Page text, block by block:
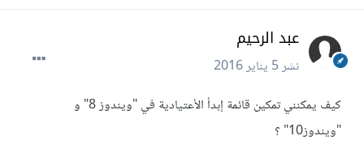
عبد الرحيم
نشر5 يناير 2016
كيف يمكنني تمكين قائمة إبدأ الأعتيادية في "ويندوز 8" و
"ويندوز10" ؟